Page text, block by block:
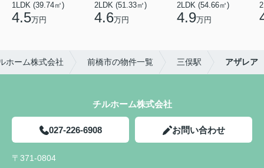
1LDK (39.74㎡)
4.5万円
2LDK (51.33㎡)
4.6万円
2LDK (54.66㎡)
4.9万円
ホーム株式会社 前橋市の物件一覧 三俣駅 アザレア
チルホーム株式会社
027-226-6908 お問い合わせ
〒371-0804